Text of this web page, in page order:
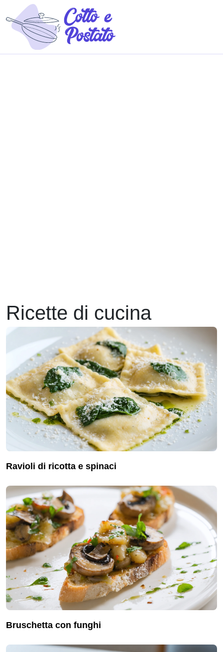
Ricette di cucina
ravioli di ricotta e spinaci
bruschetta con funghi